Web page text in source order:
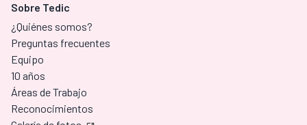
Sobre Tedic
¿Quiénes somos?
Preguntas frecuentes
Equipo
10 años
Áreas de Trabajo
Reconocimientos